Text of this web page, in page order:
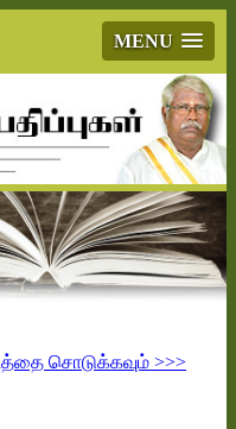
MENU
சொடுக்கவும் >>>